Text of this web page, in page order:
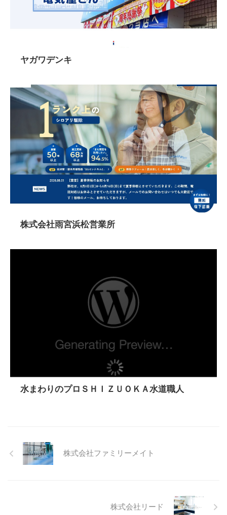
ヤガワデンキ
株式会社雨宮浜松営業所
水まわりのプロＳＨＩＺＵＯＫＡ水道職人
株式会社ファミリーメイト
株式会社リード